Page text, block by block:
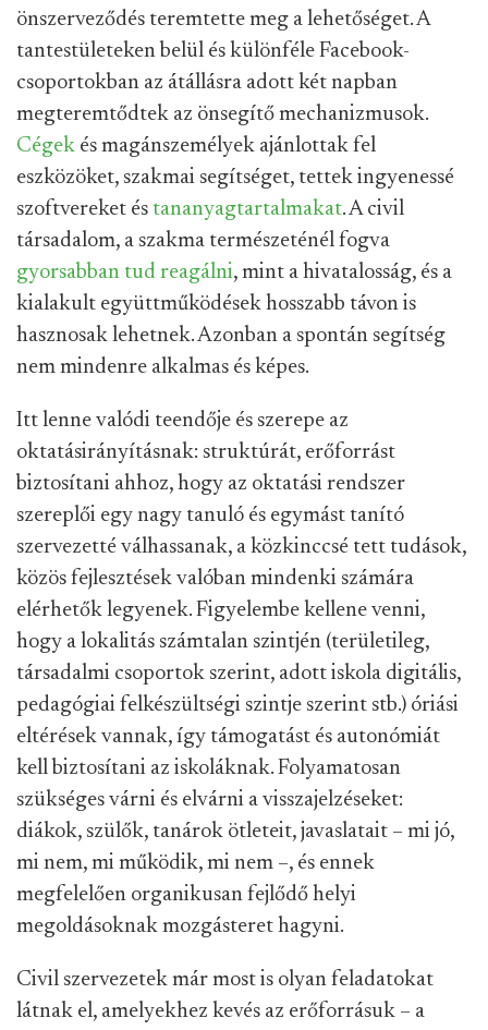
önszerveződés teremtette meg a lehetőséget. A
tantestületeken belül és különféle Facebook-
csoportokban az átállásra adott két napban
megteremtődtek az önsegítő mechanizmusok.
Cégek és magánszemélyek ajánlottak fel
eszközöket, szakmai segítséget, tettek ingyenessé
szoftvereket és tananyagtartalmakat. A civil
társadalom, a szakma természeténél fogva
gyorsabban tud reagálni, mint a hivatalosság, és a
kialakult együttműködések hosszabb távon is
hasznosak lehetnek. Azonban a spontán segítség
nem mindenre alkalmas és képes.
Itt lenne valódi teendője és szerepe az
oktatásirányításnak: struktúrát, erőforrást
biztosítani ahhoz, hogy az oktatási rendszer
szereplői egy nagy tanuló és egymást tanító
szervezetté válhassanak, a közkinccsé tett tudások,
közös fejlesztések valóban mindenki számára
elérhetők legyenek. Figyelembe kellene venni,
hogy a lokalitás számtalan szintjén (területileg,
társadalmi csoportok szerint, adott iskola digitális,
pedagógiai felkészültségi szintje szerint stb.) óriási
eltérések vannak, így támogatást és autonómiát
kell biztosítani az iskoláknak. Folyamatosan
szükséges várni és elvárni a visszajelzéseket:
diákok, szülők, tanárok ötleteit, javaslatait – mi jó,
mi nem, mi működik, mi nem –, és ennek
megfelelően organikusan fejlődő helyi
megoldásoknak mozgásteret hagyni.
Civil szervezetek már most is olyan feladatokat
látnak el, amelyekhez kevés az erőforrásuk – a